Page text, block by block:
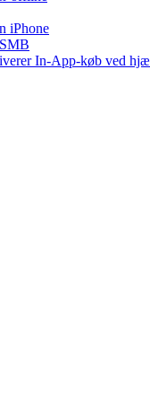
iPhone
In-App-køb ved